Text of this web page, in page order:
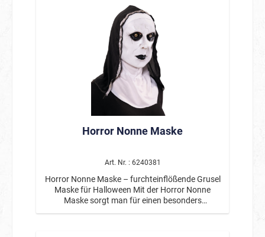
Horror Nonne Maske
Art. Nr. : 6240381
Horror Nonne Maske – furchteinflößende Grusel
Maske für Halloween Mit der Horror Nonne
Maske sorgt man für einen besonders